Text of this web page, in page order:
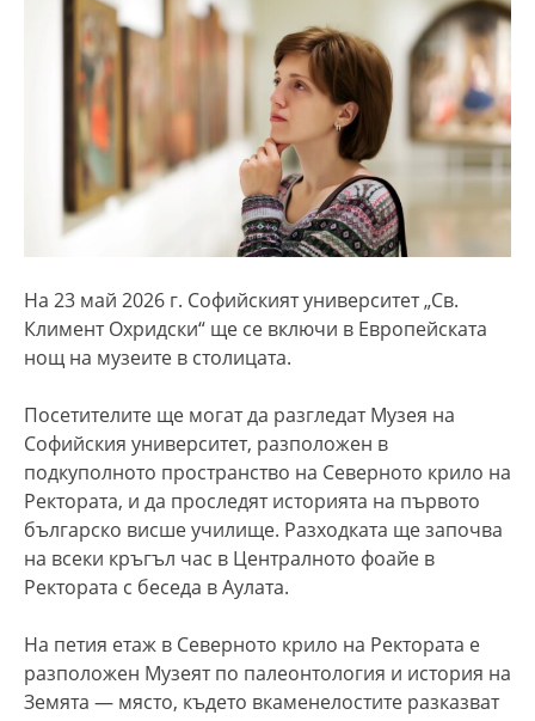
На 23 май 2026 г. Софийският университет „Св.
Климент Охридски“ ще се включи в Европейската
нощ на музеите в столицата.
Посетителите ще могат да разгледат Музея на
Софийския университет, разположен в
подкуполното пространство на Северното крило на
Ректората, и да проследят историята на първото
българско висше училище. Разходката ще започва
на всеки кръгъл час в Централното фоайе в
Ректората с беседа в Аулата.
На петия етаж в Северното крило на Ректората е
разположен Музеят по палеонтология и история на
Земята — място, където вкаменелостите разказват